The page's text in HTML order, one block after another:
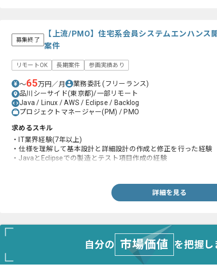
募集終了
【上流/PMO】住宅系会員システムエンハンス
案件
リモートOK 長期案件 参画実績あり
〜65万円／月 業務委託(フリーランス)
品川シーサイド(東京都)/一部リモート
Java / Linux / AWS / Eclipse / Backlog
プロジェクトマネージャー(PM) / PMO
求めるスキル
・IT業界経験(7年以上)
・仕様を理解して基本設計と詳細設計の作成と修正を行った経験
・JavaとEclipseでの製造とテスト項目作成の経験
詳細を見る
自分の 市場価値 を把握